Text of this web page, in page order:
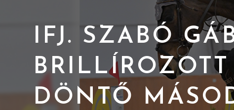
IFJ. SZABÓ
DÖNTŐ